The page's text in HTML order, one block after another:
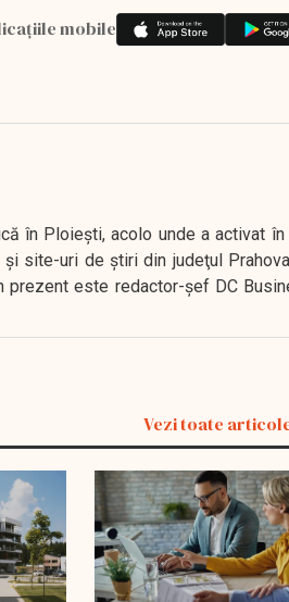
mobile
în Ploieşti, acolo unde a activat
site-uri de ştiri din judeţul
prezent este redactor-şef DC
Vezi toate